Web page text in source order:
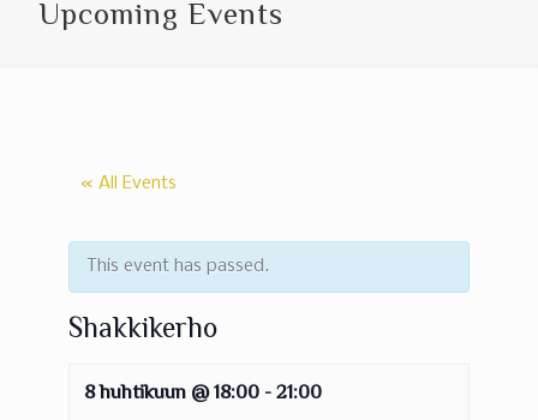
Upcoming Events
« All Events
This event has passed.
Shakkikerho
8 huhtikuun @ 18:00- 21:00